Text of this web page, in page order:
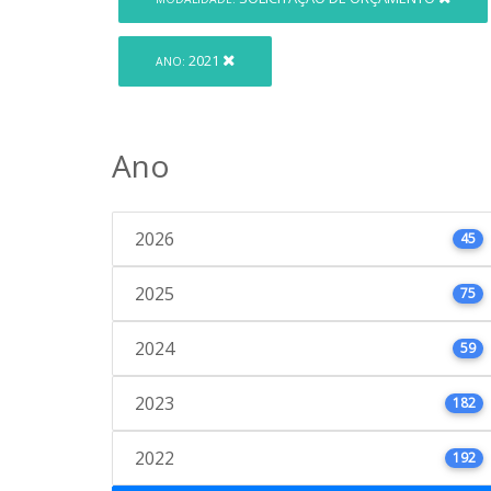
ANO: 2021
Ano
2026 45
2025 75
2024 59
2023 182
2022 192